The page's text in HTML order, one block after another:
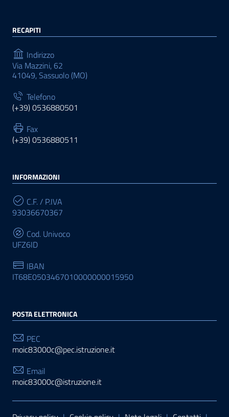
RECAPITI
Indirizzo
Via Mazzini, 62
41049, Sassuolo (MO)
Telefono
(+39) 0536880501
Fax
(+39) 0536880511
INFORMAZIONI
C.F. / P.IVA
93036670367
Cod. Univoco
UFZ6ID
IBAN
IT68E0503467010000000015950
POSTA ELETTRONICA
PEC
moic83000c@pec.istruzione.it
Email
moic83000c@istruzione.it